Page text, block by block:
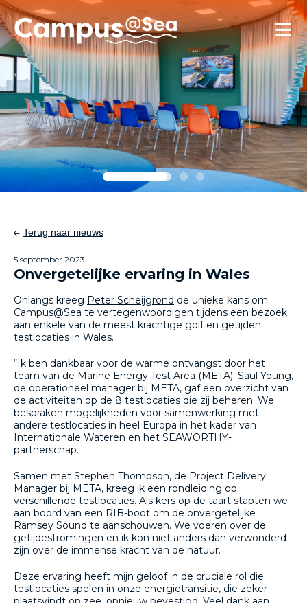
Skip and go to content
Directly to navigation
Terug naar nieuws
5 september 2023
Onvergetelijke ervaring in Wales
Onlangs kreeg Peter Scheijgrond de unieke kans om
Campus@Sea te vertegenwoordigen tijdens een bezoek
aan enkele van de meest krachtige golf en getijden
testlocaties in Wales.
“Ik ben dankbaar voor de warme ontvangst door het
team van de Marine Energy Test Area (META). Saul Young,
de operationeel manager bij META, gaf een overzicht van
de activiteiten op de 8 testlocaties die zij beheren. We
bespraken mogelijkheden voor samenwerking met
andere testlocaties in heel Europa in het kader van
Internationale Wateren en het SEAWORTHY-
partnerschap.
Samen met Stephen Thompson, de Project Delivery
Manager bij META, kreeg ik een rondleiding op
verschillende testlocaties. Als kers op de taart stapten we
aan boord van een RIB-boot om de onvergetelijke
Ramsey Sound te aanschouwen. We voeren over de
getijdestromingen en ik kon niet anders dan verwonderd
zijn over de immense kracht van de natuur.
Deze ervaring heeft mijn geloof in de cruciale rol die
testlocaties spelen in onze energietransitie, die zeker